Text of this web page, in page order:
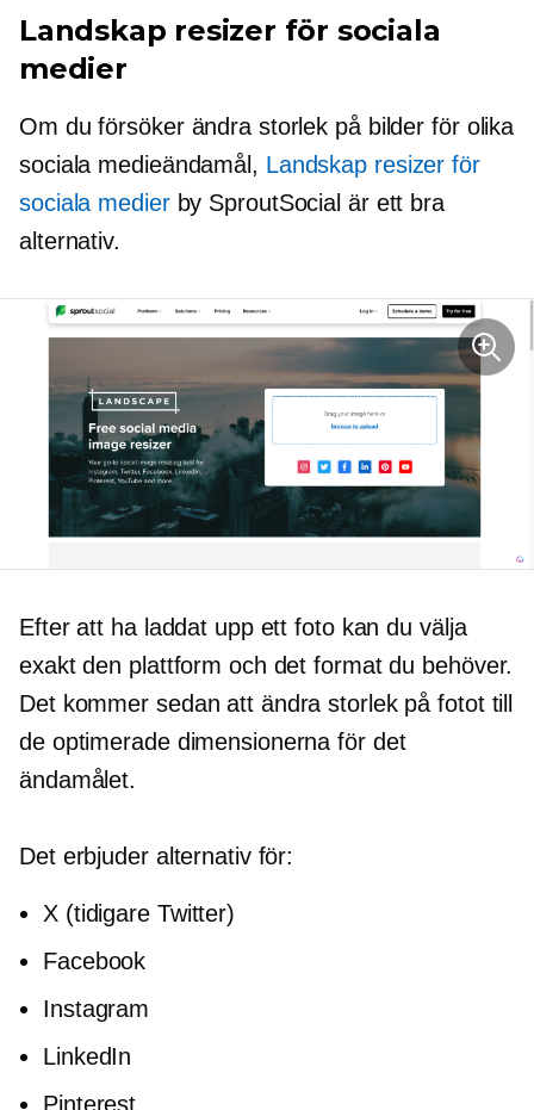
Landskap resizer för sociala
medier
Om du försöker ändra storlek på bilder för olika
sociala medieändamål, Landskap resizer för
sociala medierby SproutSocial är ett bra
alternativ.
Efter att ha laddat upp ett foto kan du välja
exakt den plattform och det format du behöver.
Det kommer sedan att ändra storlek på fotot till
de optimerade dimensionerna för det
ändamålet.
Det erbjuder alternativ för:
X (tidigare Twitter)
Facebook
Instagram
LinkedIn
Pinterest